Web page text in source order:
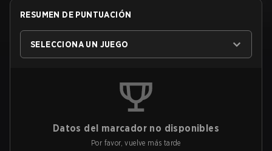
RESUMEN DE PUNTUACIÓN
SELECCIONA UN JUEGO
Datos del marcador no disponibles
Por favor, vuelve más tarde